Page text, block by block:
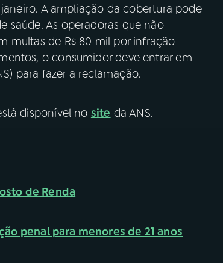
A ampliação da cobertura pode
saúde. As operadoras que não
multas de R$ 80 mil por infração
o consumidor deve entrar em
para fazer a reclamação.
disponível no site da ANS.
de Renda
penal para menores de 21 anos